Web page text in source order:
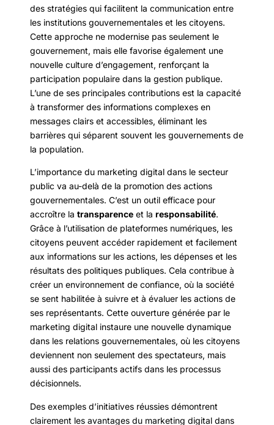
des stratégies qui facilitent la communication entre
les institutions gouvernementales et les citoyens.
Cette approche ne modernise pas seulement le
gouvernement, mais elle favorise également une
nouvelle culture d’engagement, renforçant la
participation populaire dans la gestion publique.
L’une de ses principales contributions est la capacité
à transformer des informations complexes en
messages clairs et accessibles, éliminant les
barrières qui séparent souvent les gouvernements de
la population.
L’importance du marketing digital dans le secteur
public va au-delà de la promotion des actions
gouvernementales. C’est un outil efficace pour
accroître la transparence et la responsabilité.
Grâce à l’utilisation de plateformes numériques, les
citoyens peuvent accéder rapidement et facilement
aux informations sur les actions, les dépenses et les
résultats des politiques publiques. Cela contribue à
créer un environnement de confiance, où la société
se sent habilitée à suivre et à évaluer les actions de
ses représentants. Cette ouverture générée par le
marketing digital instaure une nouvelle dynamique
dans les relations gouvernementales, où les citoyens
deviennent non seulement des spectateurs, mais
aussi des participants actifs dans les processus
décisionnels.
Des exemples d’initiatives réussies démontrent
clairement les avantages du marketing digital dans